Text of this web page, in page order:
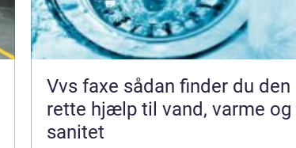
Vvs faxe sådan finder du den
rette hjælp til vand, varme og
sanitet